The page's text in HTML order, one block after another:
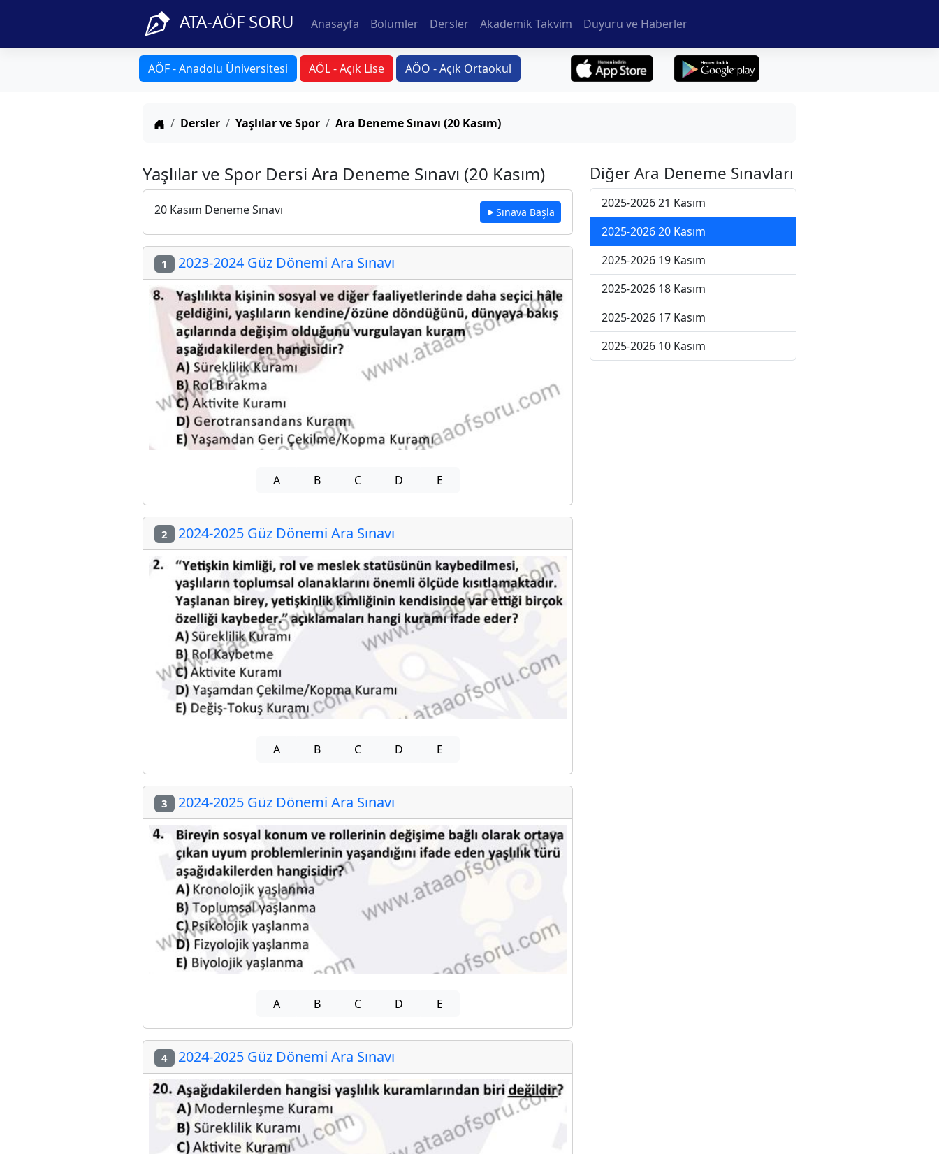
ATA-AÖF SORU Anasayfa Bölümler Dersler Akademik Takvim Duyuru ve Haberler
AÖF - Anadolu Üniversitesi AÖL - Açık Lise AÖO - Açık Ortaokul
Anasayfa
Dersler Yaşlılar ve Spor Ara Deneme Sınavı (20 Kasım)
Yaşlılar ve Spor Dersi Ara Deneme Sınavı (20 Kasım)
20 Kasım Deneme Sınavı Sınava Başla
1 2023-2024 Güz Dönemi Ara Sınavı
A B C D E
2 2024-2025 Güz Dönemi Ara Sınavı
A B C D E
3 2024-2025 Güz Dönemi Ara Sınavı
A B C D E
4 2024-2025 Güz Dönemi Ara Sınavı
Diğer Ara Deneme Sınavları
2025-2026 21 Kasım
2025-2026 20 Kasım
2025-2026 19 Kasım
2025-2026 18 Kasım
2025-2026 17 Kasım
2025-2026 10 Kasım